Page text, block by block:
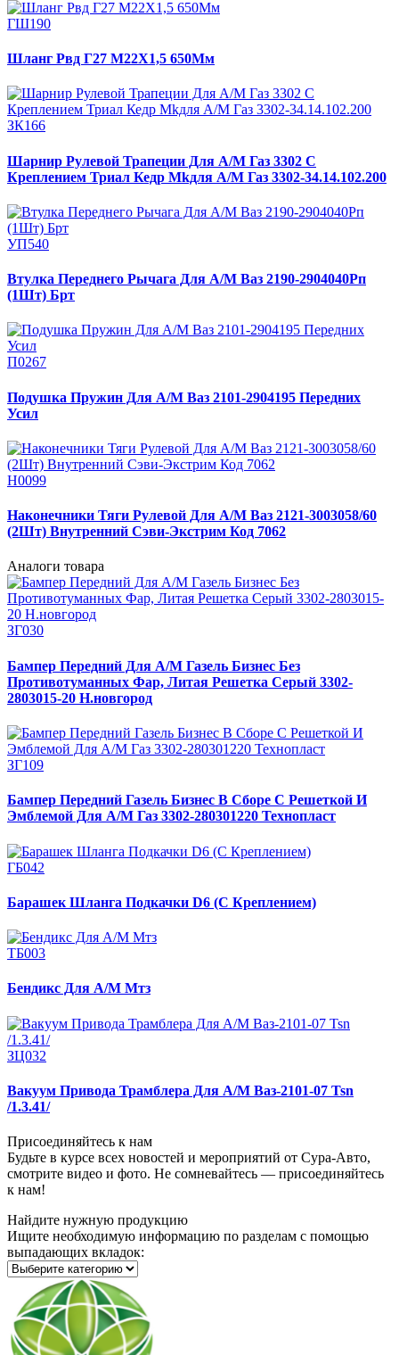
ГШ190
Шланг Рвд Г27 М22Х1,5 650Мм
ЗК166
Шарнир Рулевой Трапеции Для А/М Газ 3302 С
Креплением Триал Кедр Mkдля А/М Газ 3302-34.14.102.200
УП540
Втулка Переднего Рычага Для А/М Ваз 2190-2904040Рп
(1Шт) Брт
П0267
Подушка Пружин Для А/М Ваз 2101-2904195 Передних
Усил
Н0099
Наконечники Тяги Рулевой Для А/М Ваз 2121-3003058/60
(2Шт) Внутренний Сэви-Экстрим Код 7062
Аналоги товара
ЗГ030
Бампер Передний Для А/М Газель Бизнес Без
Противотуманных Фар, Литая Решетка Серый 3302-
2803015-20 Н.новгород
ЗГ109
Бампер Передний Газель Бизнес В Сборе С Решеткой И
Эмблемой Для А/М Газ 3302-280301220 Технопласт
ГБ042
Барашек Шланга Подкачки D6 (С Креплением)
ТБ003
Бендикс Для А/М Мтз
ЗЦ032
Вакуум Привода Трамблера Для А/М Ваз-2101-07 Tsn
/1.3.41/
Присоединяйтесь к нам
Будьте в курсе всех новостей и мероприятий от Сура-Авто,
смотрите видео и фото. Не сомневайтесь — присоединяйтесь
к нам!
Найдите нужную продукцию
Ищите необходимую информацию по разделам с помощью
выпадающих вкладок: